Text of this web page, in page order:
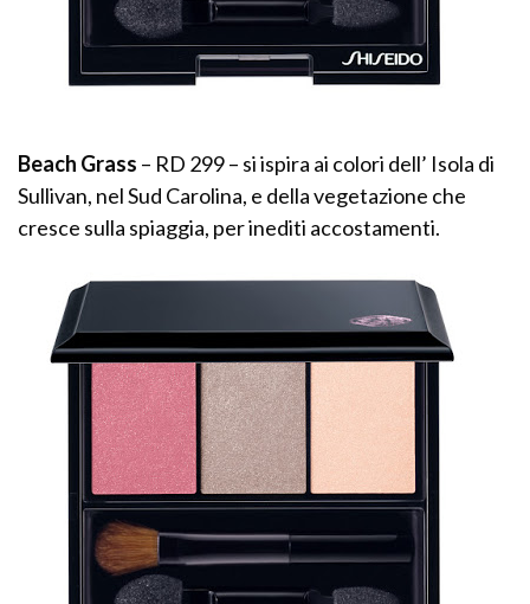
Beach Grass – RD 299 – si ispira ai colori dell’ Isola di
Sullivan, nel Sud Carolina, e della vegetazione che
cresce sulla spiaggia, per inediti accostamenti.